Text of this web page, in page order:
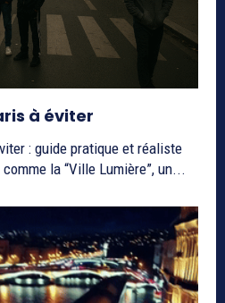
à éviter
: guide pratique et réaliste
la “Ville Lumière”, un...